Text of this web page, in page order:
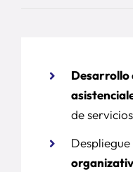
Desarrollo
de
Despliegue